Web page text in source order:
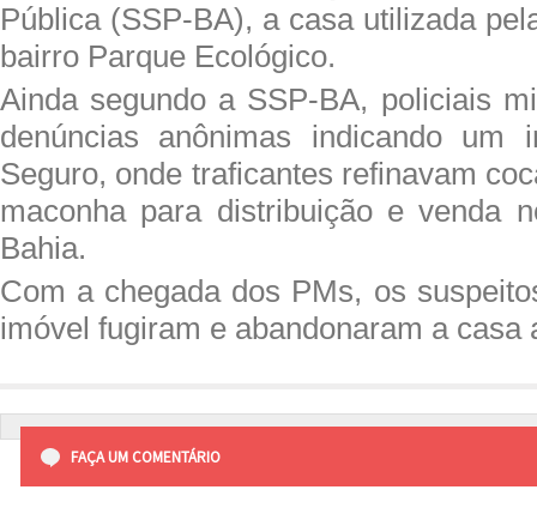
Pública (SSP-BA), a casa utilizada
bairro Parque Ecológico.
Ainda segundo a SSP-BA, policiais
denúncias anônimas indicando um
Seguro, onde traficantes refinavam
maconha para distribuição e venda
Bahia.
Com a chegada dos PMs, os
imóvel fugiram e abandonaram a casa
FAÇA UM COMENTÁRIO